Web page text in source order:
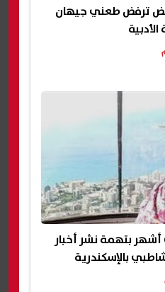
ترفض طعني جيهان
حبس أمنية سويدان 6 أشهر بتهمة نشر أخبار
بالإسكندرية